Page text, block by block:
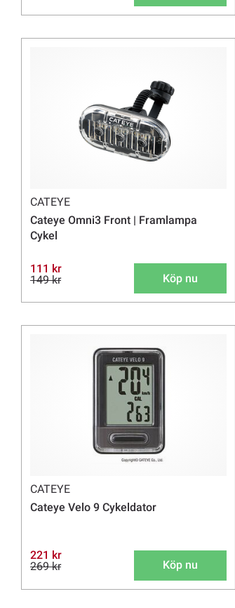
CATEYE
Cateye Omni3 Front | Framlampa
Cykel
111 kr
149 kr
Köp nu
CATEYE
Cateye Velo 9 Cykeldator
221 kr
269 kr
Köp nu